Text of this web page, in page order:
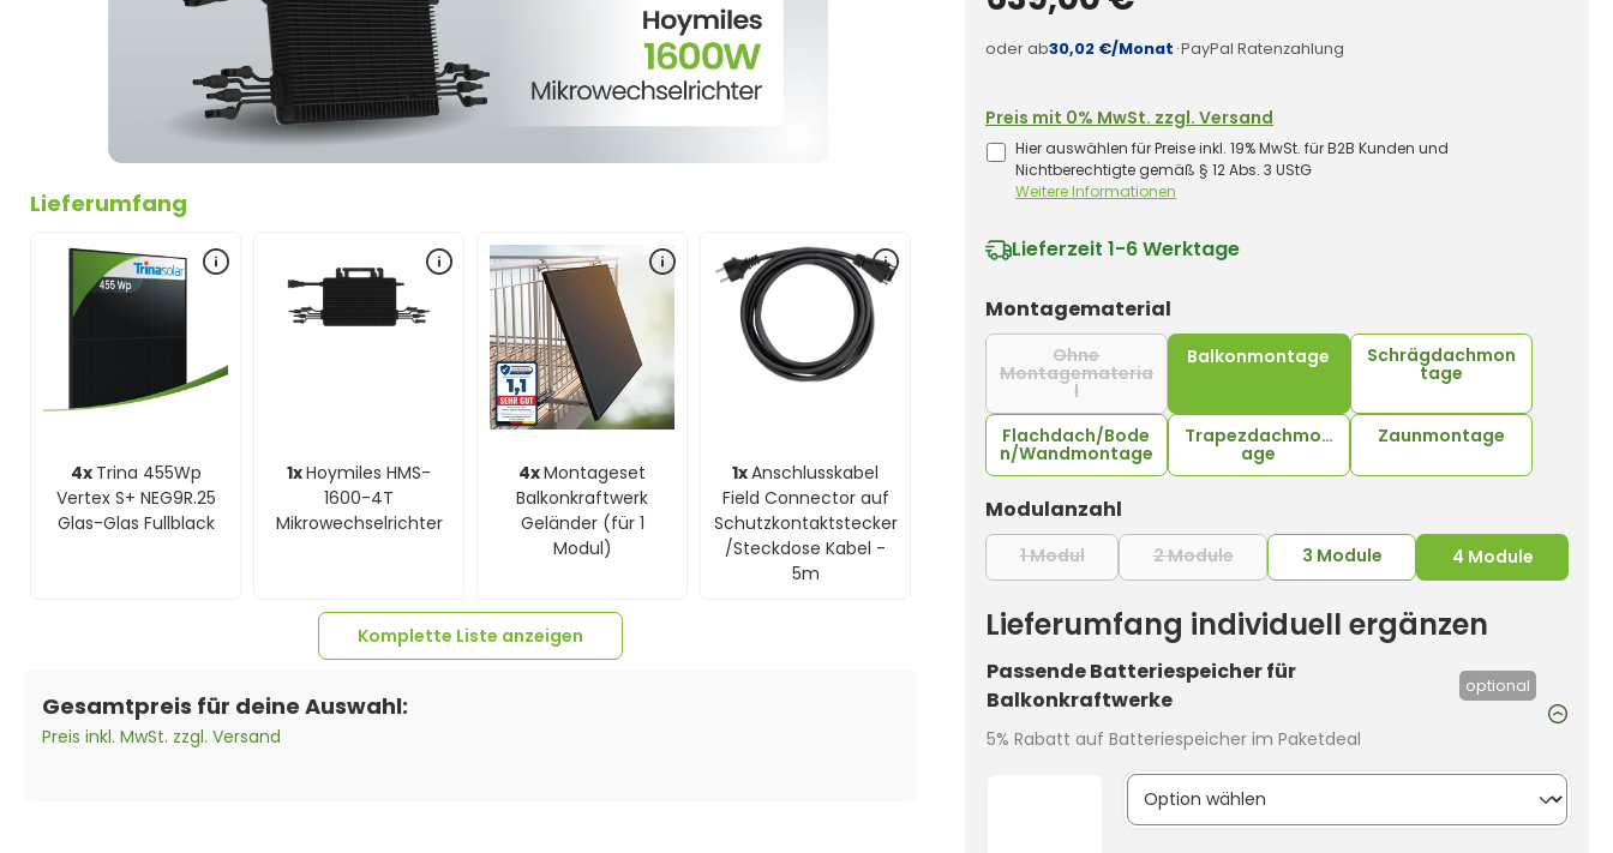
Lieferumfang
4x Trina 455Wp
Vertex S+ NEG9R.25
Glas-Glas Fullblack
1xHoymiles HMS-
1600-4T
Mikrowechselrichter
4xMontageset
Balkonkraftwerk
Geländer (für 1
Modul)
1xAnschlusskabel
Field Connector auf
Schutzkontaktstecker
/Steckdose Kabel -
5m
Komplette Liste anzeigen
Gesamtpreis für deine Auswahl:
Preis inkl. MwSt. zzgl. Versand
oder ab30,02 €/Monat ·PayPal Ratenzahlung
Preis mit 0% MwSt. zzgl. Versand
Hier auswählen für Preise inkl. 19% MwSt. für B2B Kunden und
Nichtberechtigte gemäß § 12 Abs. 3 UStG
Weitere Informationen
Lieferzeit 1-6 Werktage
Montagematerial
Ohne
Montagemateria
l(Diese Option ist zurzeit nicht verfügbar.)
Balkonmontage Schrägdachmon
tage
Flachdach/Bode
n/Wandmontage
Trapezdachmont
age
Zaunmontage
Modulanzahl
1 Modul(Diese Option ist zurzeit nicht verfügbar.)
2 Module(Diese Option ist zurzeit nicht verfügbar.)
3 Module 4 Module
Lieferumfang individuell ergänzen
Passende Batteriespeicher für
Balkonkraftwerke
optional
5% Rabatt auf Batteriespeicher im Paketdeal